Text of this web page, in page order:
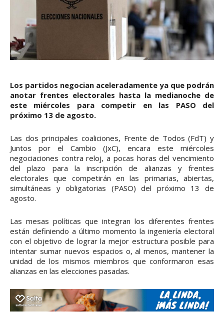
Los partidos negocian aceleradamente ya que podrán
anotar frentes electorales hasta la medianoche de
este miércoles para competir en las PASO del
próximo 13 de agosto.
Las dos principales coaliciones, Frente de Todos (FdT) y
Juntos por el Cambio (JxC), encara este miércoles
negociaciones contra reloj, a pocas horas del vencimiento
del plazo para la inscripción de alianzas y frentes
electorales que competirán en las primarias, abiertas,
simultáneas y obligatorias (PASO) del próximo 13 de
agosto.
Las mesas políticas que integran los diferentes frentes
están definiendo a último momento la ingeniería electoral
con el objetivo de lograr la mejor estructura posible para
intentar sumar nuevos espacios o, al menos, mantener la
unidad de los mismos miembros que conformaron esas
alianzas en las elecciones pasadas.